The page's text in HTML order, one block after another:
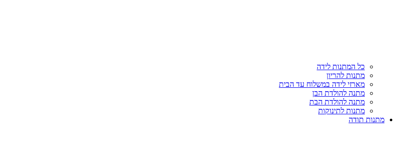
כל המתנות לידה
מתנות להריון
מארזי לידה במשלוח עד הבית
מתנה להולדת הבן
מתנה להולדת הבת
מתנות לתינוקות
מתנות תודה